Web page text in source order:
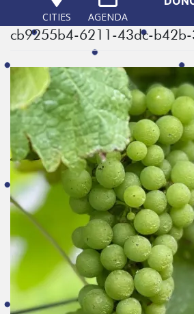
CITIES AGENDA
cb9255b4-6211-43dc-